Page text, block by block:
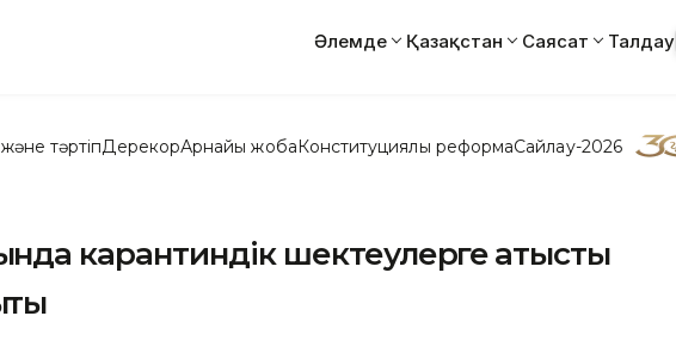
Әлемде Қазақстан Саясат Талдау
тәртіпДерекқорАрнайы жобаКонституциялық реформаСайлау-2026
карантиндік шектеулерге қатысты